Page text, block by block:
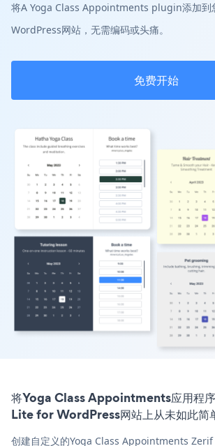
将A Yoga Class Appointments plugin添加
WordPress网站，无需编码或头痛。
免费开始
将Yoga Class Appointments应用程
Lite for WordPress网站上从未如此简
创建自定义的Yoga Class Appointments